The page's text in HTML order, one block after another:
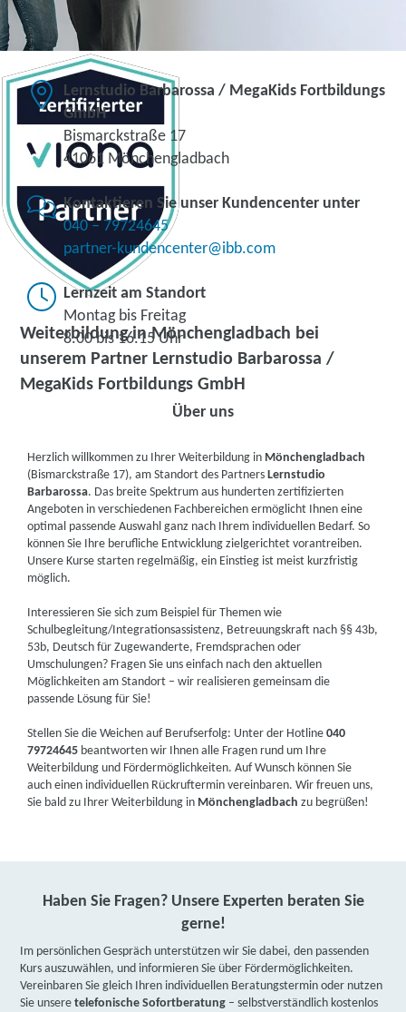
Weiterbildung in Mönchengladbach bei
unserem Partner Lernstudio Barbarossa /
MegaKids Fortbildungs GmbH
Lernstudio Barbarossa / MegaKids Fortbildungs
GmbH
Bismarckstraße 17
41061 Mönchengladbach
Kontaktieren Sie unser Kundencenter unter
040 – 79724645
partner-kundencenter@ibb.com
Lernzeit am Standort
Montag bis Freitag
8.00 bis 16.15 Uhr
Über uns
Herzlich willkommen zu Ihrer Weiterbildung in Mönchengladbach
(Bismarckstraße 17), am Standort des PartnersLernstudio
Barbarossa. Das breite Spektrum aus hunderten zertifizierten
Angeboten in verschiedenen Fachbereichen ermöglicht Ihnen eine
optimal passende Auswahl ganz nach Ihrem individuellen Bedarf. So
können Sie Ihre berufliche Entwicklung zielgerichtet vorantreiben.
Unsere Kurse starten regelmäßig, ein Einstieg ist meist kurzfristig
möglich.
Interessieren Sie sich zum Beispiel für Themen wie
Schulbegleitung/Integrationsassistenz, Betreuungskraft nach §§ 43b,
53b, Deutsch für Zugewanderte, Fremdsprachen oder
Umschulungen? Fragen Sie uns einfach nach den aktuellen
Möglichkeiten am Standort – wir realisieren gemeinsam die
passende Lösung für Sie!
Stellen Sie die Weichen auf Berufserfolg: Unter der Hotline040
79724645 beantworten wir Ihnen alle Fragen rund um Ihre
Weiterbildung und Fördermöglichkeiten. Auf Wunsch können Sie
auch einen individuellen Rückruftermin vereinbaren. Wir freuen uns,
Sie bald zu Ihrer Weiterbildung in Mönchengladbach zu begrüßen!
Haben Sie Fragen? Unsere Experten beraten Sie
gerne!
Im persönlichen Gespräch unterstützen wir Sie dabei, den passenden
Kurs auszuwählen, und informieren Sie über Fördermöglichkeiten.
Vereinbaren Sie gleich Ihren individuellen Beratungstermin oder nutzen
Sie unseretelefonische Sofortberatung – selbstverständlich kostenlos